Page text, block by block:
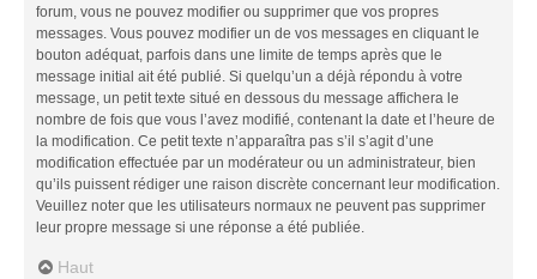
forum, vous ne pouvez modifier ou supprimer que vos propres
messages. Vous pouvez modifier un de vos messages en cliquant le
bouton adéquat, parfois dans une limite de temps après que le
message initial ait été publié. Si quelqu’un a déjà répondu à votre
message, un petit texte situé en dessous du message affichera le
nombre de fois que vous l’avez modifié, contenant la date et l’heure de
la modification. Ce petit texte n’apparaîtra pas s’il s’agit d’une
modification effectuée par un modérateur ou un administrateur, bien
qu’ils puissent rédiger une raison discrète concernant leur modification.
Veuillez noter que les utilisateurs normaux ne peuvent pas supprimer
leur propre message si une réponse a été publiée.
Haut